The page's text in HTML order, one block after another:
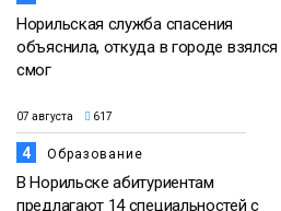
Норильская служба спасения
объяснила, откуда в городе взялся
смог
07 августа 617
4 Образование
В Норильске абитуриентам
предлагают 14 специальностей с